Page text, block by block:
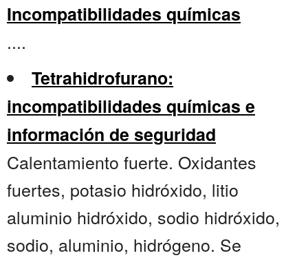
Incompatibilidades químicas
....
Tetrahidrofurano:
incompatibilidades químicas e
información de seguridad
Calentamiento fuerte. Oxidantes
fuertes, potasio hidróxido, litio
aluminio hidróxido, sodio hidróxido,
sodio, aluminio, hidrógeno. Se